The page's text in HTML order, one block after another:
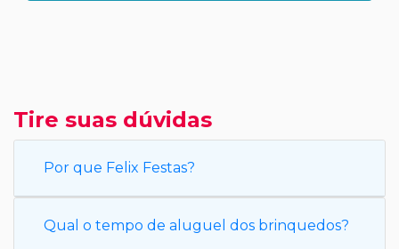
Tire suas dúvidas
Por que Felix Festas?
Qual o tempo de aluguel dos brinquedos?